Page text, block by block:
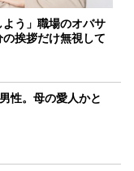
よう」職場のオバサ
の挨拶だけ無視して
性。母の愛人かと